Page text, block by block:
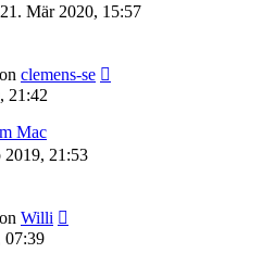
Mär 2020, 15:57
clemens-se
21:42
Mac
2019, 21:53
Willi
07:39